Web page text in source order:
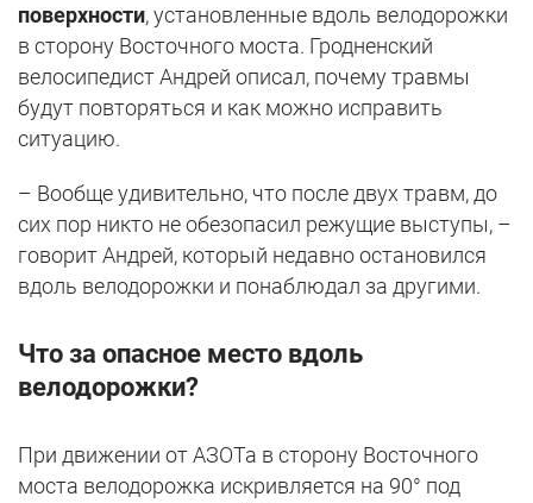
поверхности, установленные вдоль велодорожки
в сторону Восточного моста. Гродненский
велосипедист Андрей описал, почему травмы
будут повторяться и как можно исправить
ситуацию.
– Вообще удивительно, что после двух травм, до
сих пор никто не обезопасил режущие выступы, –
говорит Андрей, который недавно остановился
вдоль велодорожки и понаблюдал за другими.
Что за опасное место вдоль
велодорожки?
При движении от АЗОТа в сторону Восточного
моста велодорожка искривляется на 90° под